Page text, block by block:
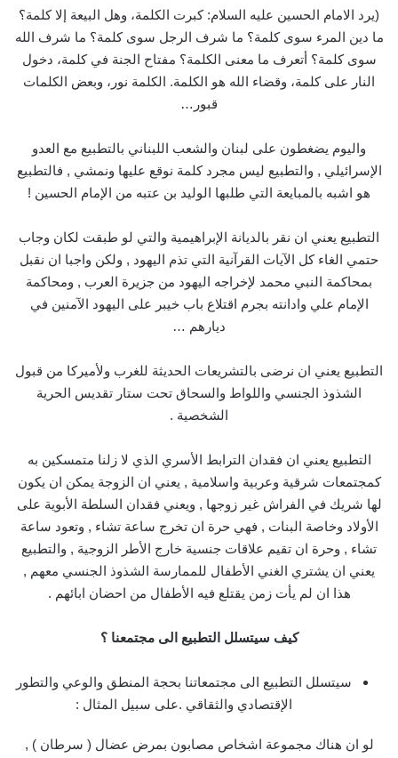
(يرد الامام الحسين عليه السلام: كبرت الكلمة، وهل البيعة إلا كلمة؟
ما دين المرء سوى كلمة؟ ما شرف الرجل سوى كلمة؟ ما شرف الله
سوى كلمة؟ أتعرف ما معنى الكلمة؟ مفتاح الجنة في كلمة، دخول
النار على كلمة، وقضاء الله هو الكلمة. الكلمة نور، وبعض الكلمات
قبور…
واليوم يضغطون على لبنان والشعب اللبناني بالتطبيع مع العدو
الإسرائيلي , والتطبيع ليس مجرد كلمة نوقع عليها ونمشي , فالتطبيع
هو اشبه بالمبايعة التي طلبها الوليد بن عتبه من الإمام الحسين !
التطبيع يعني ان نقر بالديانة الإبراهيمية والتي لو طبقت لكان وجاب
حتمي الغاء كل الآيات القرآنية التي تذم اليهود , ولكن واجبا ان نقبل
بمحاكمة النبي محمد لإخراجه اليهود من جزيرة العرب , ومحاكمة
الإمام علي وادانته بجرم اقتلاع باب خيبر على اليهود الآمنين في
ديارهم …
التطبيع يعني ان نرضى بالتشريعات الحديثة للغرب ولأميركا من قبول
الشذوذ الجنسي واللواط والسحاق تحت ستار تقديس الحرية
الشخصية .
التطبيع يعني ان فقدان الترابط الأسري الذي لا زلنا متمسكين به
كمجتمعات شرقية وعربية واسلامية , يعني ان الزوجة يمكن ان يكون
لها شريك في الفراش غير زوجها , ويعني فقدان السلطة الأبوية على
الأولاد وخاصة البنات , فهي حرة ان تخرج ساعة تشاء , وتعود ساعة
تشاء , وحرة ان تقيم علاقات جنسية خارج الأطر الزوجية , والتطبيع
يعني ان يشتري الغني الأطفال للممارسة الشذوذ الجنسي معهم ,
هذا ان لم يأت زمن يقتلع فيه الأطفال من احضان ابائهم .
كيف سيتسلل التطبيع الى مجتمعنا ؟
سيتسلل التطبيع الى مجتمعاتنا بحجة المنطق والوعي والتطور
الإقتصادي والثقاقي .على سبيل المثال :
لو ان هناك مجموعة اشخاص مصابون بمرض عضال ( سرطان ) ,